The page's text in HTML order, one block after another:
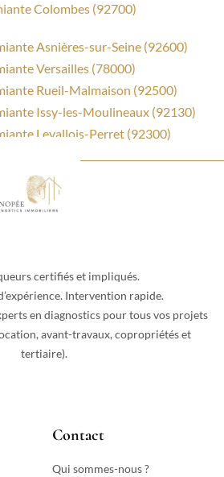
Colombes (92700)
Asnières-sur-Seine (92600)
Versailles (78000)
Rueil-Malmaison (92500)
Issy-les-Moulineaux (92130)
Levallois-Perret (92300)
certifiés et impliqués.
Intervention rapide.
en diagnostics pour tous vos projets
avant-travaux, copropriétés et
tertiaire).
Contact
Qui sommes-nous ?